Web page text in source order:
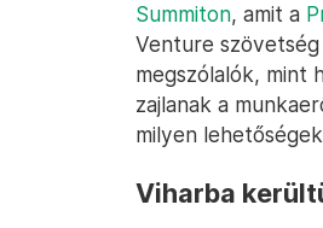
Summiton, amit a
Venture
megszólalók, mint
zajlanak a
milyen
Viharba